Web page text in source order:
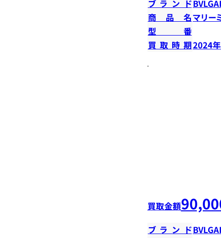
ブランド
商品名マリー
型番
買取時期2024
買取金額
ブランド